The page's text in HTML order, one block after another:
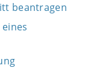
beantragen